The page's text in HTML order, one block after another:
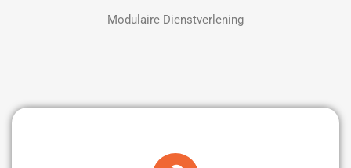
Modulaire Dienstverlening